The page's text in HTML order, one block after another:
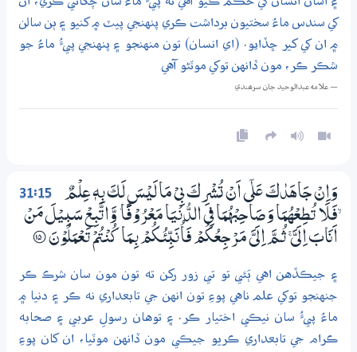
کي سندس ماءُ سختيون برداشت ڪري پنهنجي پيٽ ۾ کنيو ۽ ٻن سالن
۾ ان کي کير ڇڏايو. (اي انسان) تون منهنجو ۽ پنهنجي پيءُ ماءُ جو
شڪر ڪر، مون ڏانهن توکي موٽڻو آهي
— علامه عبدالوحيد جان سرھندي
31:15
وَاِنْ جَاهَدٰكَ عَلٰٓي اَنْ تُشْرِكَ بِيْ مَا لَيْسَ لَكَ بِهٖ عِلْمٌ
ۙفَلَا تُطِعْهُمَا وَصَاحِبْهُمَا فِي الدُّنْيَا مَعْرُوْفًا ۡ وَّاتَّبِعْ سَبِيْلَ مَنْ
اَنَابَ اِلَيَّ ۚ ثُـمَّ اِلَيَّ مَرْجِعُكُمْ فَاُنَبِّئُكُمْ بِـمَا كُنْتُمْ تَعْمَلُوْنَ ؀15
۽ جيڪڏهن اهي ٻَئي تو تي زور رکن ته تون مون سان شرڪ ڪر
جنهنجو توکي علم ناهي پوءِ تون انهن جي تابعداري نه ڪر ۽ دنيا ۾
ماءُ پيءُ سان نيڪي اختيار ڪر. ۽ توهان رسولِ عربي ۽ صحابه
ڪرام جي تابعداري ڪريو جيڪي مون ڏانهن موٽيا، ان کان پوءِ